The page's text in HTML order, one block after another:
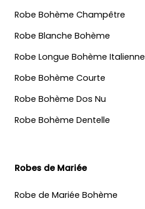
Robe Bohème Champêtre
Robe Blanche Bohème
Robe Longue Bohème Italienne
Robe Bohème Courte
Robe Bohème Dos Nu
Robe Bohème Dentelle
Robes de Mariée
Robe de Mariée Bohème